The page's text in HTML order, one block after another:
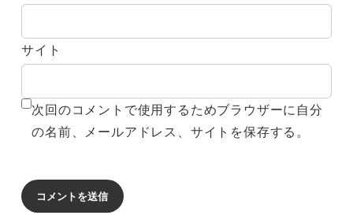
サイト
次回のコメントで使用するためブラウザーに自分
の名前、メールアドレス、サイトを保存する。